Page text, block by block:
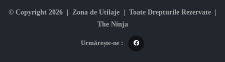
© Copyright 2026 | Zona de Utilaje | Toate Drepturile Rezervate |
The Ninja
Urmărește-ne :